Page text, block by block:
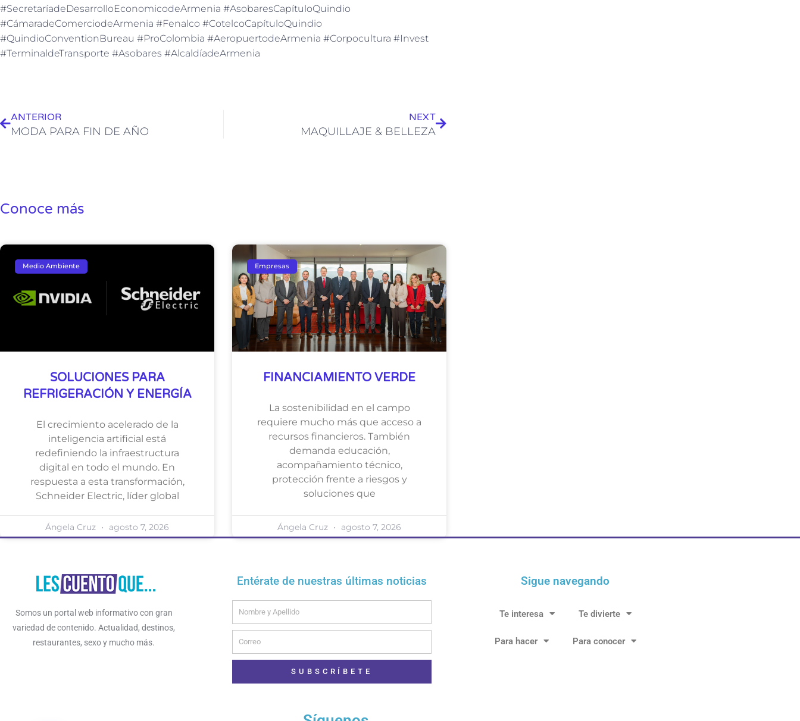
#SecretaríadeDesarrolloEconomicodeArmenia #AsobaresCapítuloQuindio
#CámaradeComerciodeArmenia #Fenalco #CotelcoCapítuloQuindio
#QuindioConventionBureau #ProColombia #AeropuertodeArmenia #Corpocultura #Invest
#TerminaldeTransporte #Asobares #AlcaldíadeArmenia
ANTERIOR
MODA PARA FIN DE AÑO
NEXT
MAQUILLAJE & BELLEZA
Conoce más
Medio Ambiente
SOLUCIONES PARA
REFRIGERACIÓN Y ENERGÍA
El crecimiento acelerado de la
inteligencia artificial está
redefiniendo la infraestructura
digital en todo el mundo. En
respuesta a esta transformación,
Schneider Electric, líder global
Ángela Cruz agosto 7, 2026
Empresas
FINANCIAMIENTO VERDE
La sostenibilidad en el campo
requiere mucho más que acceso a
recursos financieros. También
demanda educación,
acompañamiento técnico,
protección frente a riesgos y
soluciones que
Ángela Cruz agosto 7, 2026
Somos un portal web informativo con gran
variedad de contenido. Actualidad, destinos,
restaurantes, sexo y mucho más.
Entérate de nuestras últimas noticias
Name
Email
SUBSCRÍBETE
Sigue navegando
Te interesa Te divierte
Para hacer Para conocer